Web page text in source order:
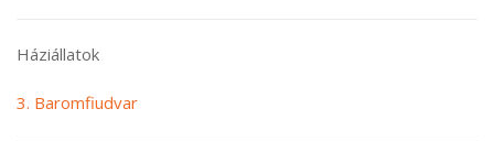
Háziállatok
3. Baromfiudvar